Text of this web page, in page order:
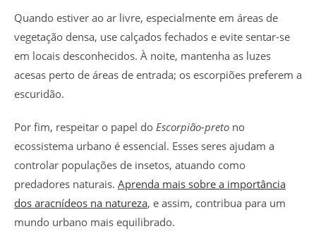
Quando estiver ao ar livre, especialmente em áreas de
vegetação densa, use calçados fechados e evite sentar-se
em locais desconhecidos. À noite, mantenha as luzes
acesas perto de áreas de entrada; os escorpiões preferem a
escuridão.
Por fim, respeitar o papel do Escorpião-preto no
ecossistema urbano é essencial. Esses seres ajudam a
controlar populações de insetos, atuando como
predadores naturais. Aprenda mais sobre a importância
dos aracnídeos na natureza, e assim, contribua para um
mundo urbano mais equilibrado.